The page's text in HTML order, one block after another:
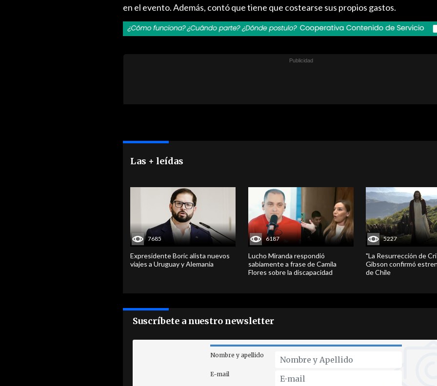
en el evento. Además, contó que tiene que costearse sus propios gastos.
Las + leídas
7685
Expresidente Boric alista nuevos
viajes a Uruguay y Alemania
6187
Lucho Miranda respondió
sabiamente a frase de Camila
Flores sobre la discapacidad
5227
"La Resurrección de
Gibson confirmó
de Chile
Suscríbete a nuestro newsletter
Nombre y apellido
E-mail